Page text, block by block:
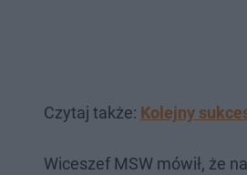
Czytaj także: Kolejny
Wiceszef MSW mówił, że